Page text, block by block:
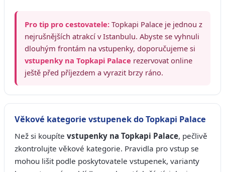
Pro tip pro cestovatele: Topkapi Palace je jednou z
nejrušnějších atrakcí v Istanbulu. Abyste se vyhnuli
dlouhým frontám na vstupenky, doporučujeme si
vstupenky na Topkapi Palace rezervovat online
ještě před příjezdem a vyrazit brzy ráno.
Věkové kategorie vstupenek do Topkapi Palace
Než si koupíte vstupenky na Topkapi Palace, pečlivě
zkontrolujte věkové kategorie. Pravidla pro vstup se
mohou lišit podle poskytovatele vstupenek, varianty